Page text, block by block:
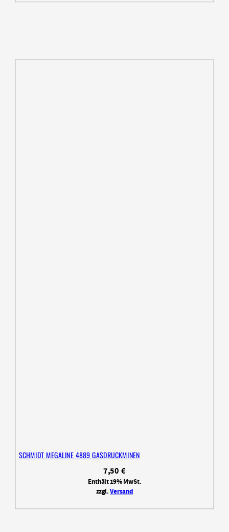
SCHMIDT MEGALINE 4889 GASDRUCKMINEN
7,50€
Enthält 19% MwSt.
zzgl.Versand